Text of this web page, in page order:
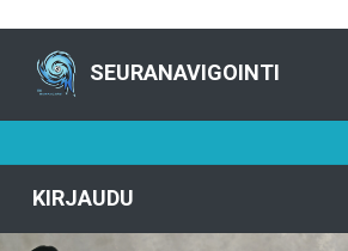
SEURANAVIGOINTI
KIRJAUDU